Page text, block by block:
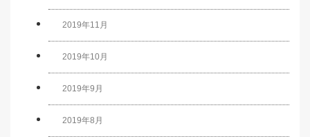
2019年11月
2019年10月
2019年9月
2019年8月